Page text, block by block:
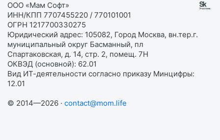
ООО «Мам Софт»
ИНН/КПП 7707455220 / 770101001
ОГРН 1217700330275
Юридический адрес: 105082, Город Москва, вн.тер.г.
муниципальный округ Басманный, пл
Спартаковская, д. 14, стр. 2, помещ. 7Н
ОКВЭД (основной): 62.01
Вид ИТ-деятельности согласно приказу Минцифры:
12.01
© 2014—2026 · contact@mom.life